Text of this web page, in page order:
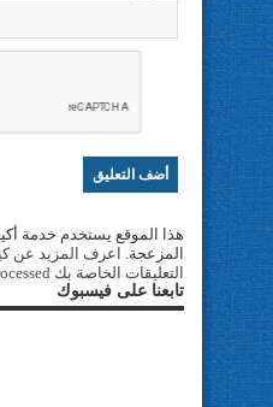
هذا الموقع يستخدم خدمة
المزعجة. اعرف المزيد عن
التعليقات الخاصة بك processed
تابعنا على فيسبوك